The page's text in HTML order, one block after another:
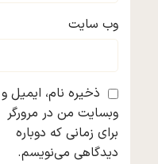
وب‌ سایت
ذخیره نام، ایمیل و
وبسایت من در مرورگر
برای زمانی که دوباره
دیدگاهی می‌نویسم.